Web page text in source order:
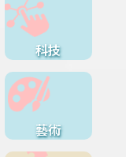
科技
藝術